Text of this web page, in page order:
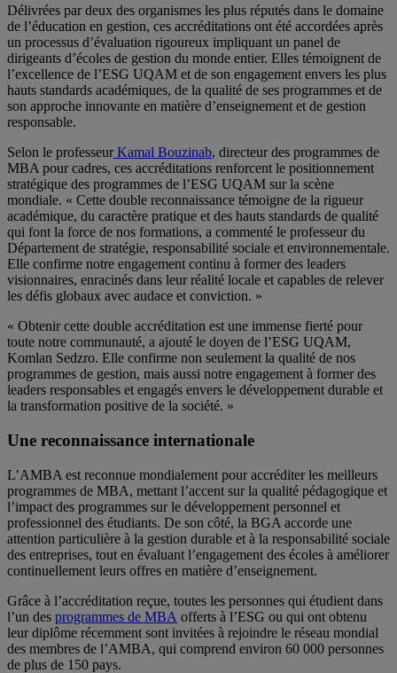
Délivrées par deux des organismes les plus réputés dans le domaine
de l’éducation en gestion, ces accréditations ont été accordées après
un processus d’évaluation rigoureux impliquant un panel de
dirigeants d’écoles de gestion du monde entier. Elles témoignent de
l’excellence de l’ESG UQAM et de son engagement envers les plus
hauts standards académiques, de la qualité de ses programmes et de
son approche innovante en matière d’enseignement et de gestion
responsable.
Selon le professeurKamal Bouzinab, directeur des programmes de
MBA pour cadres, ces accréditations renforcent le positionnement
stratégique des programmes de l’ESG UQAM sur la scène
mondiale. « Cette double reconnaissance témoigne de la rigueur
académique, du caractère pratique et des hauts standards de qualité
qui font la force de nos formations, a commenté le professeur du
Département de stratégie, responsabilité sociale et environnementale.
Elle confirme notre engagement continu à former des leaders
visionnaires, enracinés dans leur réalité locale et capables de relever
les défis globaux avec audace et conviction. »
« Obtenir cette double accréditation est une immense fierté pour
toute notre communauté, a ajouté le doyen de l’ESG UQAM,
Komlan Sedzro. Elle confirme non seulement la qualité de nos
programmes de gestion, mais aussi notre engagement à former des
leaders responsables et engagés envers le développement durable et
la transformation positive de la société. »
Une reconnaissance internationale
L’AMBA est reconnue mondialement pour accréditer les meilleurs
programmes de MBA, mettant l’accent sur la qualité pédagogique et
l’impact des programmes sur le développement personnel et
professionnel des étudiants. De son côté, la BGA accorde une
attention particulière à la gestion durable et à la responsabilité sociale
des entreprises, tout en évaluant l’engagement des écoles à améliorer
continuellement leurs offres en matière d’enseignement.
Grâce à l’accréditation reçue, toutes les personnes qui étudient dans
l’un des programmes de MBA offerts à l’ESG ou qui ont obtenu
leur diplôme récemment sont invitées à rejoindre le réseau mondial
des membres de l’AMBA, qui comprend environ 60 000 personnes
de plus de 150 pays.